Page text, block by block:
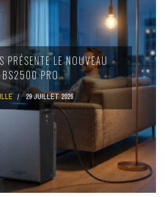
PRÉSENTE LE NOUVEAU
BS2500 PRO
29 JUILLET 2026